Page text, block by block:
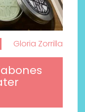
Gloria Zorrilla